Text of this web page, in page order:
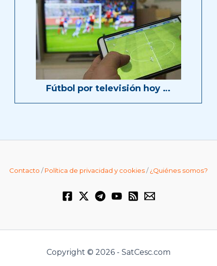
Fútbol por televisión hoy …
Contacto /Política de privacidad y cookies/¿Quiénes somos?
Copyright © 2026 - SatCesc.com